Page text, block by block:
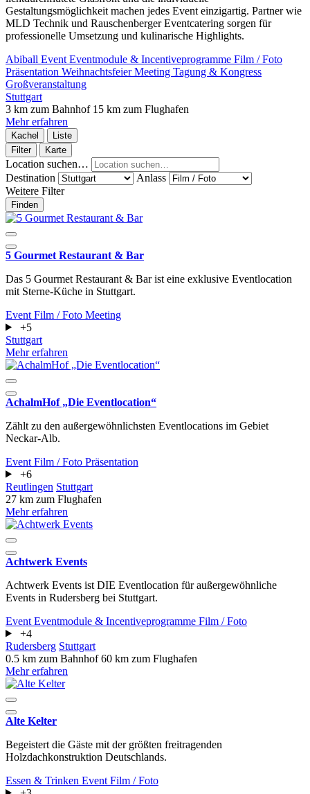
Gestaltungsmöglichkeit machen jedes Event einzigartig. Partner wie
MLD Technik und Rauschenberger Eventcatering sorgen für
professionelle Umsetzung und kulinarische Highlights.
Abiball Event Eventmodule & Incentiveprogramme Film / Foto
Präsentation WeihnachtsfeierMeeting Tagung & Kongress
Großveranstaltung
Stuttgart
3 km zum Bahnhof 15 km zum Flughafen
Mehr erfahren
Kachel
Liste
Filter
Karte
Location suchen…
Destination
Anlass
Weitere Filter
Finden
5 Gourmet Restaurant & Bar
Das 5 Gourmet Restaurant & Bar ist eine exklusive Eventlocation
mit Sterne-Küche in Stuttgart.
Event Film / Foto Meeting
+5
Stuttgart
Mehr erfahren
AchalmHof „Die Eventlocation“
Zählt zu den außergewöhnlichsten Eventlocations im Gebiet
Neckar-Alb.
Event Film / Foto Präsentation
+6
Reutlingen Stuttgart
27 km zum Flughafen
Mehr erfahren
Achtwerk Events
Achtwerk Events ist DIE Eventlocation für außergewöhnliche
Events in Rudersberg bei Stuttgart.
Event Eventmodule & Incentiveprogramme Film / Foto
+4
Rudersberg Stuttgart
0.5 km zum Bahnhof60 km zum Flughafen
Mehr erfahren
Alte Kelter
Begeistert die Gäste mit der größten freitragenden
Holzdachkonstruktion Deutschlands.
Essen & Trinken Event Film / Foto